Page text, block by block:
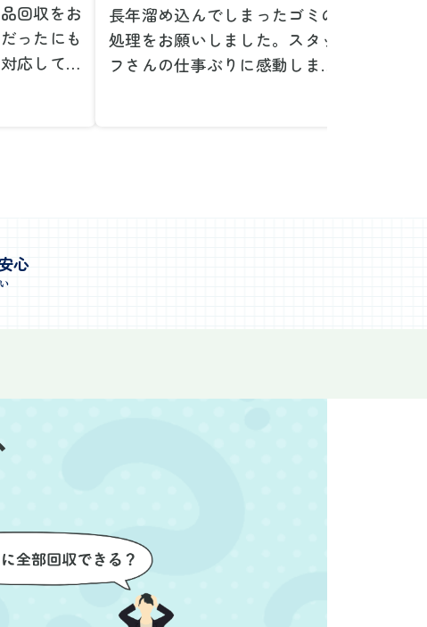
回収をお
ったにも
応してい
ぜひお願
べない重
ました。
た時の価
後の片付
長年溜め込んでしまったゴミの
処理をお願いしました。スタッ
フさんの仕事ぶりに感動しまし
心